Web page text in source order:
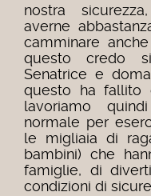
nostra
averne
camminare
questo credo
Senatrice e
questo ha fallito
lavoriamo
normale per
le migliaia di
bambini) che
famiglie, di
condizioni di